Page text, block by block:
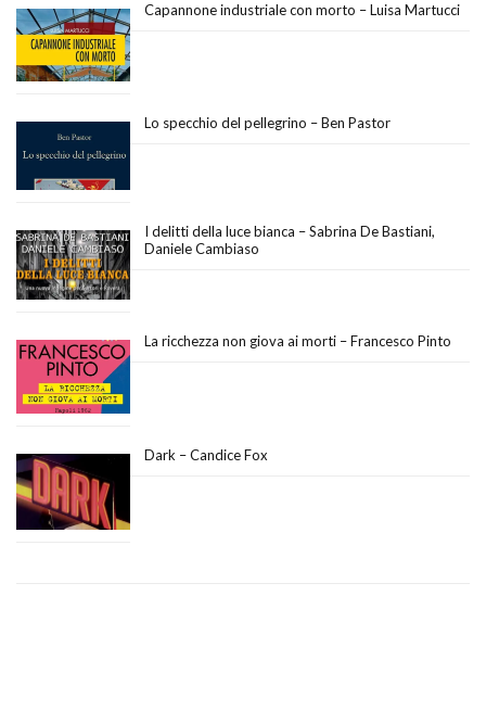
Capannone industriale con morto – Luisa Martucci
Lo specchio del pellegrino – Ben Pastor
I delitti della luce bianca – Sabrina De Bastiani,
Daniele Cambiaso
La ricchezza non giova ai morti – Francesco Pinto
Dark – Candice Fox